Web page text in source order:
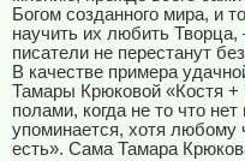
Богом созданного мира, и
научить их любить Творца,
писатели не перестанут
В качестве примера
Тамары Крюковой «Костя
полами, когда не то что
упоминается, хотя любому
есть». Сама Тамара